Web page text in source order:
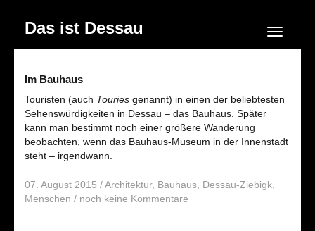
Das ist Dessau Navigation
Im Bauhaus
Touristen (auch Touries genannt) in einen der beliebtesten
Sehenswürdigkeiten in Dessau – das Bauhaus. Später
kann man bestimmt noch einer größere Wanderung
beobachten, wenn das Bauhaus-Museum in der Innenstadt
steht – irgendwann.
07. August 2015 /Architektur, Bauhaus Dessau-Ziebigk
Menschen / noch keine Kommentare